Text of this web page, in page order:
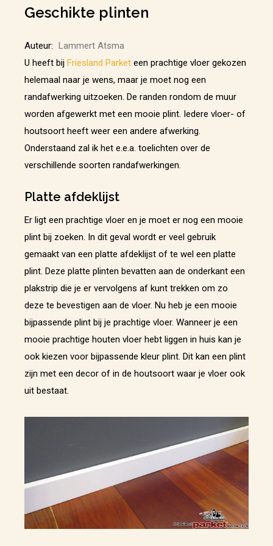
Geschikte plinten
Auteur: Lammert Atsma
U heeft bij Friesland Parket een prachtige vloer gekozen
helemaal naar je wens, maar je moet nog een
randafwerking uitzoeken. De randen rondom de muur
worden afgewerkt met een mooie plint. Iedere vloer- of
houtsoort heeft weer een andere afwerking.
Onderstaand zal ik het e.e.a. toelichten over de
verschillende soorten randafwerkingen.
Platte afdeklijst
Er ligt een prachtige vloer en je moet er nog een mooie
plint bij zoeken. In dit geval wordt er veel gebruik
gemaakt van een platte afdeklijst of te wel een platte
plint. Deze platte plinten bevatten aan de onderkant een
plakstrip die je er vervolgens af kunt trekken om zo
deze te bevestigen aan de vloer. Nu heb je een mooie
bijpassende plint bij je prachtige vloer. Wanneer je een
mooie prachtige houten vloer hebt liggen in huis kan je
ook kiezen voor bijpassende kleur plint. Dit kan een plint
zijn met een decor of in de houtsoort waar je vloer ook
uit bestaat.